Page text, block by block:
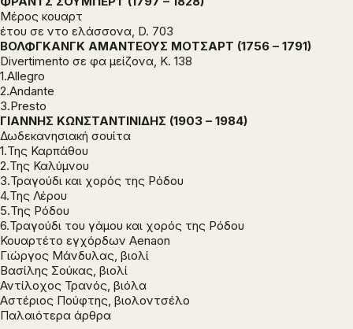
Μέρος κουαρτ
έτου σε ντο ελάσσονα, D. 703
ΒΟΛΦΓΚΑΝΓΚ ΑΜΑΝΤΕΟΥΣ ΜΟΤΣΑΡΤ (1756 – 1791)
Divertimento σε φα μείζονα, Κ. 138
1.Allegro
2.Andante
3.Presto
ΓΙΑΝΝΗΣ ΚΩΝΣΤΑΝΤΙΝΙΔΗΣ (1903 – 1984)
Δωδεκανησιακή σουίτα
1.Της Καρπάθου
2.Της Καλύμνου
3.Τραγούδι και χορός της Ρόδου
4.Της Λέρου
5.Της Ρόδου
6.Τραγούδι του γάμου και χορός της Ρόδου
Κουαρτέτο εγχόρδων Aenaon
Γιώργος Μάνδυλας, βιολί
Βασίλης Σούκας, βιολί
Αντίλοχος Τρανός, βιόλα
Αστέριος Πούφτης, βιολοντσέλο
Πλοήγηση
Παλαιότερα άρθρα